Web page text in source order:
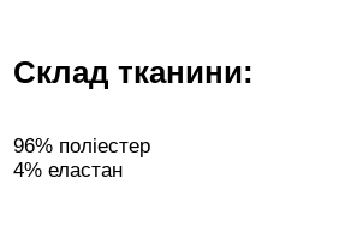
Склад тканини:
96% поліестер
4% еластан